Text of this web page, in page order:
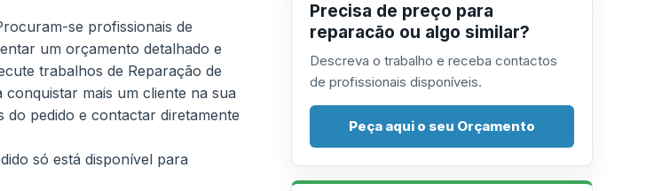
se profissionais de
um orçamento detalhado e
trabalhos de Reparação de
mais um cliente na sua
pedido e contactar diretamente
só está disponível para
Precisa de preço para
reparacão ou algo similar?
Descreva o trabalho e receba contactos
de profissionais disponíveis.
Peça aqui o seu Orçamento